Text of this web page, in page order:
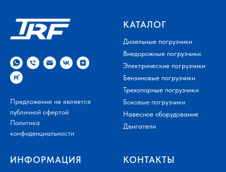
Предложение не является
публичной офертой
Политика
конфиденциальности
КАТАЛОГ
Дизельные погрузчики
Внедорожные погрузчики
Электрические погрузчики
Бензиновые погрузчики
Трехопорные погрузчики
Боковые погрузчики
Навесное оборудование
Двигатели
ИНФОРМАЦИЯ КОНТАКТЫ